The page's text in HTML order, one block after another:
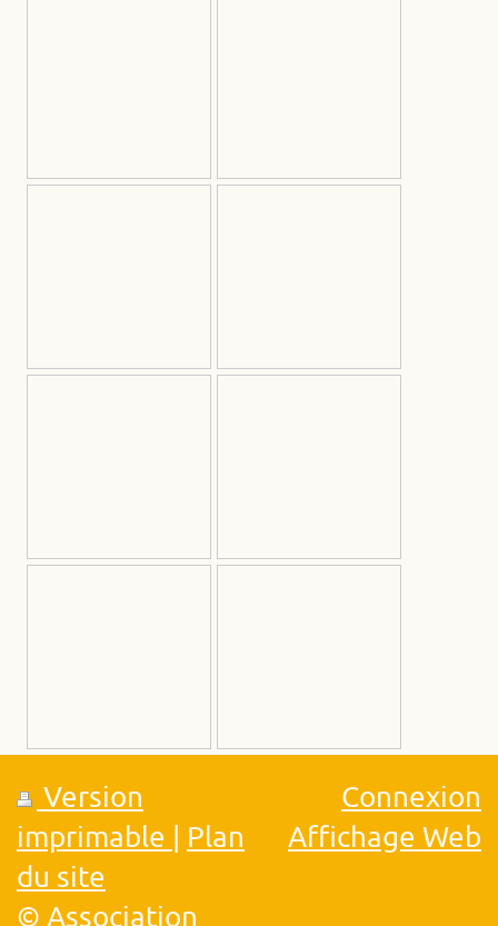
Version
imprimable | Plan
du site
© Association
Connexion
Affichage Web